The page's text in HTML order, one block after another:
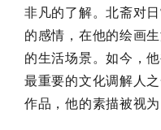
非凡的了解。北斋对
的感情，在他的绘画
的生活场景。如今，
最重要的文化调解人
作品，他的素描被视